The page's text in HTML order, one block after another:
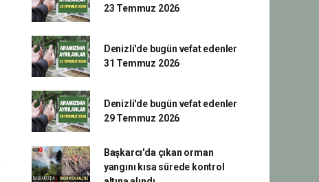
23 Temmuz 2026
Denizli'de bugün vefat edenler
31 Temmuz 2026
Denizli'de bugün vefat edenler
29 Temmuz 2026
Başkarcı'da çıkan orman
yangını kısa sürede kontrol